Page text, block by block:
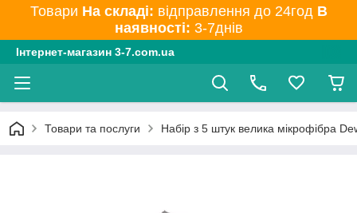
Товари На складі: відправлення до 24год В
наявності: 3-7днів
Інтернет-магазин 3-7.com.ua
Товари та послуги Набір з 5 штук велика мікрофібра